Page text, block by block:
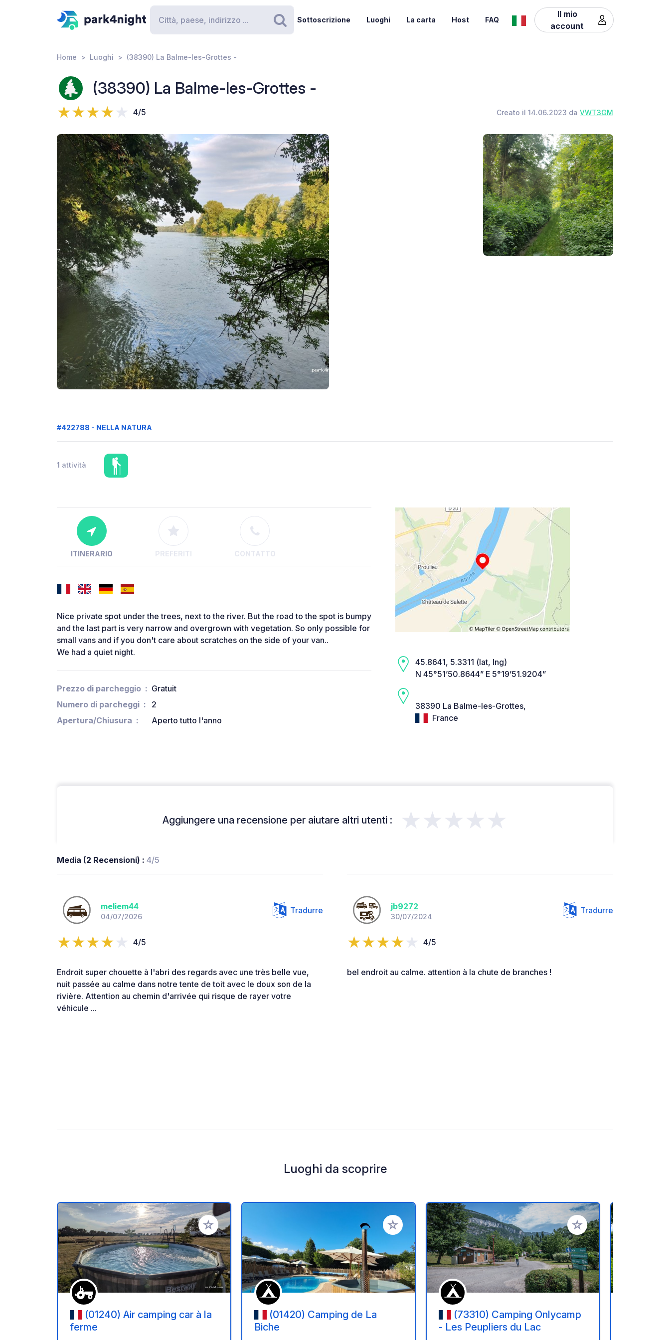
Ricerca
Sottoscrizione Luoghi La carta Host FAQ
Il mio
account
Home Luoghi (38390) La Balme-les-Grottes -
(38390) La Balme-les-Grottes -
4/5 Creato il 14.06.2023 da VWT3GM
#422788 - NELLA NATURA
1 attività
ITINERARIO PREFERITI CONTATTO
Nice private spot under the trees, next to the river. But the road to the spot is bumpy
and the last part is very narrow and overgrown with vegetation. So only possible for
small vans and if you don't care about scratches on the side of your van..
We had a quiet night.
Prezzo di parcheggio
Gratuit
Numero di parcheggi
2
Apertura/Chiusura
Aperto tutto l'anno
45.8641, 5.3311 (lat, lng)
N 45°51’50.8644” E 5°19’51.9204”
38390 La Balme-les-Grottes,
France
Aggiungere una recensione per aiutare altri utenti : ★★★★★
Media (2 Recensioni) : 4/5
meliem44
04/07/2026
Tradurre
4/5
Endroit super chouette à l'abri des regards avec une très belle vue,
nuit passée au calme dans notre tente de toit avec le doux son de la
rivière. Attention au chemin d'arrivée qui risque de rayer votre
véhicule ...
jb9272
30/07/2024
Tradurre
4/5
bel endroit au calme. attention à la chute de branches !
Luoghi da scoprire
Aggiungi ai tuoi preferiti
(01240) Air camping car à la
ferme
Aggiungi ai tuoi preferiti
(01420) Camping de La
Biche
Aggiungi ai tuoi preferiti
(73310) Camping Onlycamp
- Les Peupliers du Lac